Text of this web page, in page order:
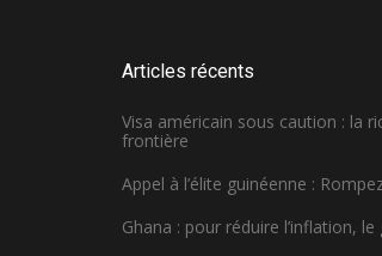
Articles récents
Visa américain sous caution : la
frontière
Appel à l’élite guinéenne :
Ghana : pour réduire l’inflation,